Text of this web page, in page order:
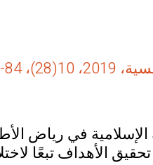
100
الإسلامية في رياض
الأهداف تبعًا